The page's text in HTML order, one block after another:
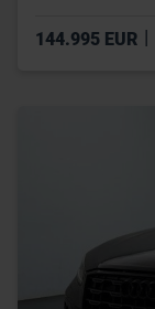
144.995 EUR